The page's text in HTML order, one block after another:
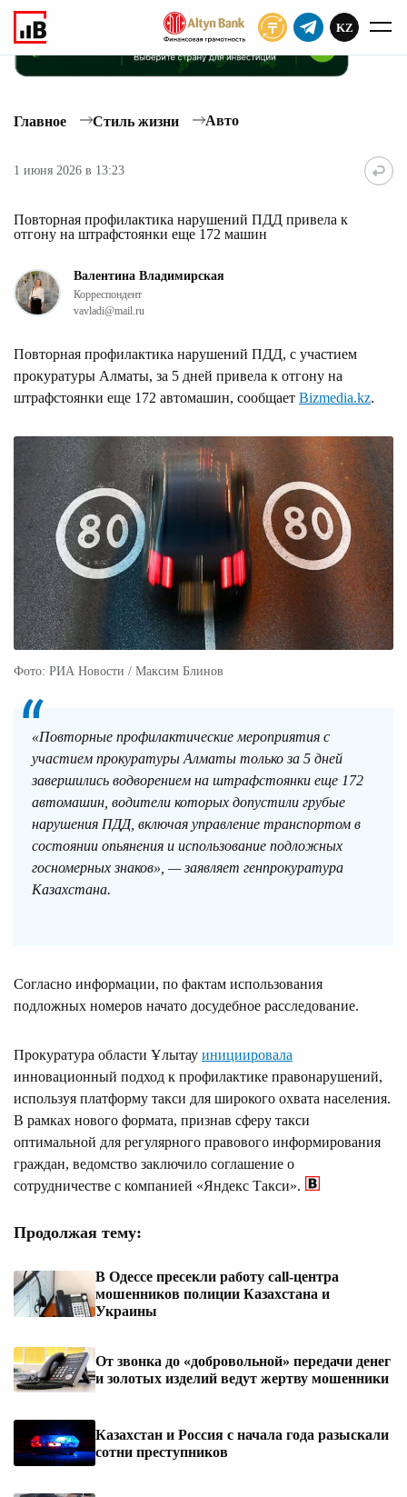
KZ
Главное Стиль жизни Авто
1 июня 2026 в 13:23
Повторная профилактика нарушений ПДД привела к
отгону на штрафстоянки еще 172 машин
Валентина Владимирская
Корреспондент
vavladi@mail.ru
Повторная профилактика нарушений ПДД, с участием
прокуратуры Алматы, за 5 дней привела к отгону на
штрафстоянки еще 172 автомашин, сообщает Bizmedia.kz.
Фото: РИА Новости / Максим Блинов
«Повторные профилактические мероприятия с
участием прокуратуры Алматы только за 5 дней
завершились водворением на штрафстоянки еще 172
автомашин, водители которых допустили грубые
нарушения ПДД, включая управление транспортом в
состоянии опьянения и использование подложных
госномерных знаков», — заявляет генпрокуратура
Казахстана.
Согласно информации, по фактам использования
подложных номеров начато досудебное расследование.
Прокуратура области Ұлытау инициировала
инновационный подход к профилактике правонарушений,
используя платформу такси для широкого охвата населения.
В рамках нового формата, признав сферу такси
оптимальной для регулярного правового информирования
граждан, ведомство заключило соглашение о
сотрудничестве с компанией «Яндекс Такси».
Продолжая тему:
В Одессе пресекли работу call-центра
мошенников полиции Казахстана и
Украины
От звонка до «добровольной» передачи денег
и золотых изделий ведут жертву мошенники
Казахстан и Россия с начала года разыскали
сотни преступников